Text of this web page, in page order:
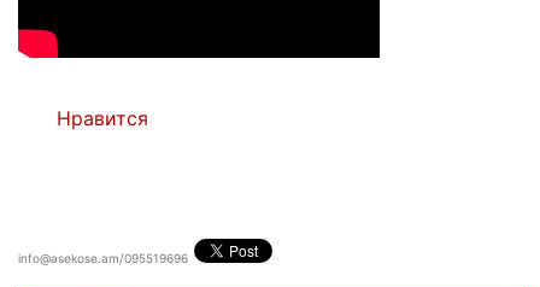
Нравится
info@asekose.am/095519696